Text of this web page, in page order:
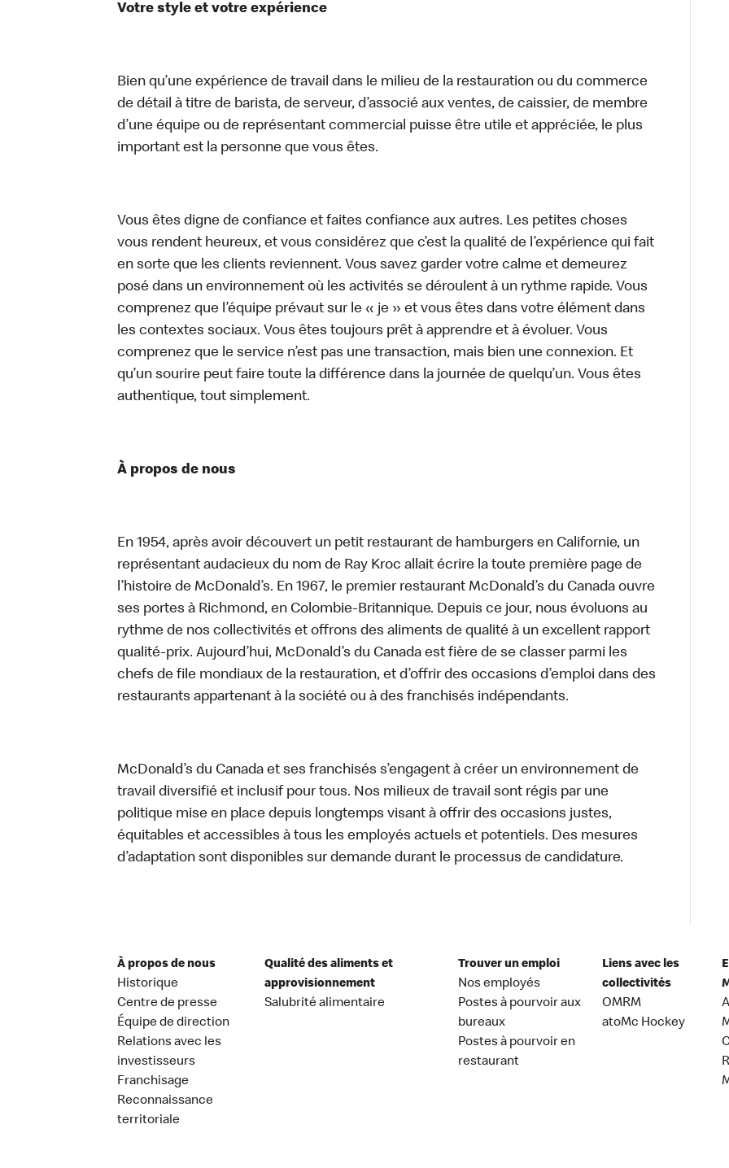
Votre style et votre expérience
Bien qu’une expérience de travail dans le milieu de la restauration ou du commerce
de détail à titre de barista, de serveur, d’associé aux ventes, de caissier, de membre
d’une équipe ou de représentant commercial puisse être utile et appréciée, le plus
important est la personne que vous êtes.
Vous êtes digne de confiance et faites confiance aux autres. Les petites choses
vous rendent heureux, et vous considérez que c’est la qualité de l’expérience qui fait
en sorte que les clients reviennent. Vous savez garder votre calme et demeurez
posé dans un environnement où les activités se déroulent à un rythme rapide. Vous
comprenez que l’équipe prévaut sur le « je » et vous êtes dans votre élément dans
les contextes sociaux. Vous êtes toujours prêt à apprendre et à évoluer. Vous
comprenez que le service n’est pas une transaction, mais bien une connexion. Et
qu’un sourire peut faire toute la différence dans la journée de quelqu’un. Vous êtes
authentique, tout simplement.
À propos de nous
En 1954, après avoir découvert un petit restaurant de hamburgers en Californie, un
représentant audacieux du nom de Ray Kroc allait écrire la toute première page de
l’histoire de McDonald’s. En 1967, le premier restaurant McDonald’s du Canada ouvre
ses portes à Richmond, en Colombie-Britannique. Depuis ce jour, nous évoluons au
rythme de nos collectivités et offrons des aliments de qualité à un excellent rapport
qualité-prix. Aujourd’hui, McDonald’s du Canada est fière de se classer parmi les
chefs de file mondiaux de la restauration, et d’offrir des occasions d’emploi dans des
restaurants appartenant à la société ou à des franchisés indépendants.
McDonald’s du Canada et ses franchisés s’engagent à créer un environnement de
travail diversifié et inclusif pour tous. Nos milieux de travail sont régis par une
politique mise en place depuis longtemps visant à offrir des occasions justes,
équitables et accessibles à tous les employés actuels et potentiels. Des mesures
d’adaptation sont disponibles sur demande durant le processus de candidature.
À propos de nous
Historique
Centre de presse
Équipe de direction
Relations avec les
investisseurs
Franchisage
Reconnaissance
territoriale
Qualité des aliments et
approvisionnement
Salubrité alimentaire
Trouver un emploi
Nos employés
Postes à pourvoir aux
bureaux
Postes à pourvoir en
restaurant
Liens avec les
collectivités
OMRM
atoMc Hockey